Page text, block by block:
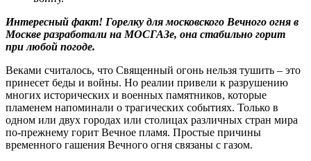
Интересный факт! Горелку для московского Вечного огня в
Москве разработали на МОСГАЗе, она стабильно горит
при любой погоде.
Веками считалось, что Священный огонь нельзя тушить – это
принесет беды и войны. Но реалии привели к разрушению
многих исторических и военных памятников, которые
пламенем напоминали о трагических событиях. Только в
одном или двух городах или столицах различных стран мира
по-прежнему горит Вечное пламя. Простые причины
временного гашения Вечного огня связаны с газом.